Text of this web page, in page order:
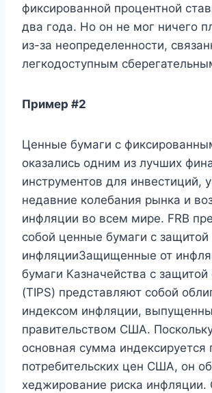
фиксированной процентной
два года. Но он не мог ничего
из-за неопределенности,
легкодоступным
Пример #2
Ценные бумаги с
оказались одним из лучших
инструментов для инвестиций,
недавние колебания рынка и
инфляции во всем мире. FRB
собой ценные бумаги с защитой
инфляцииЗащищенные от
бумаги Казначейства с
(TIPS) представляют собой
индексом инфляции,
правительством США.
основная сумма индексируется
потребительских цен США, он
хеджирование риска инфляции.